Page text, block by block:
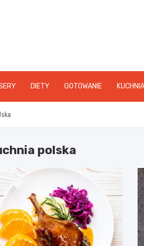
DIETY GOTOWANIE KUCHNIA
polska